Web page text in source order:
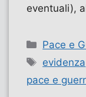
eventuali),
Pace e
Tag
evidenza
pace e